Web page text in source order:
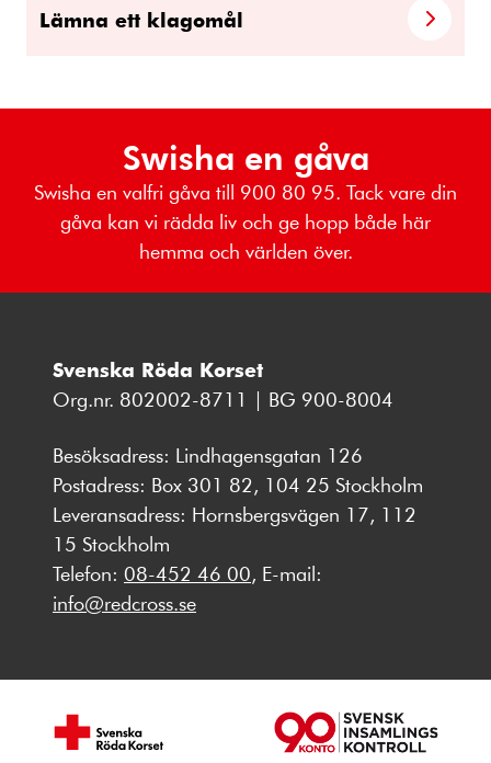
Lämna ett klagomål
Swisha en gåva
Swisha en valfri gåva till 900 80 95. Tack vare din
gåva kan vi rädda liv och ge hopp både här
hemma och världen över.
Svenska Röda Korset
Org.nr. 802002-8711 | BG 900-8004
Besöksadress: Lindhagensgatan 126
Postadress: Box 301 82, 104 25 Stockholm
Leveransadress: Hornsbergsvägen 17, 112
15 Stockholm
Telefon: 08-452 46 00, E-mail:
info@redcross.se